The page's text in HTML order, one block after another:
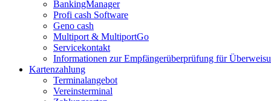
BankingManager
Profi cash Software
Geno cash
Multiport & MultiportGo
Servicekontakt
Informationen zur Empfängerüberprüfung für
Kartenzahlung
Terminalangebot
Vereinsterminal